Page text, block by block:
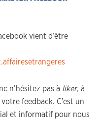
vient d’être
n’hésitez pas à liker, à
feedback. C’est un
et informatif pour nous